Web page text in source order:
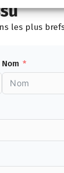
les plus
Nom